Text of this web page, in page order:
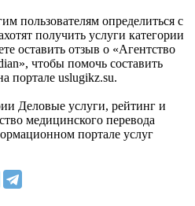
пользователям определиться с
получить услуги категории
оставить отзыв о «Агентство
чтобы помочь составить
портале uslugikz.su.
Деловые услуги, рейтинг и
медицинского перевода
портале услуг